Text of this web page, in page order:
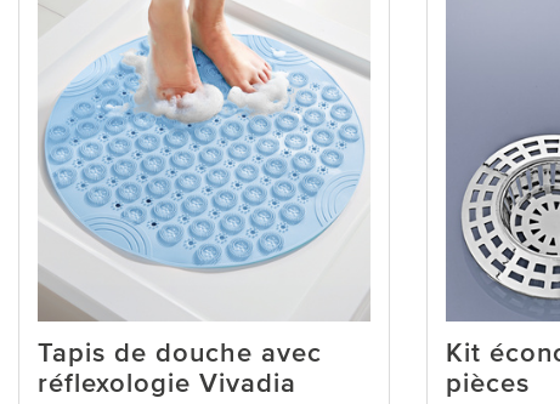
Tapis de douche avec
réflexologie Vivadia
Kit
pièces